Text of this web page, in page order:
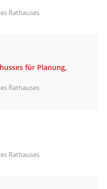
Rathauses
für Planung,
Rathauses
Rathauses